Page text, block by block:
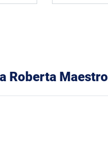
Roberta Maestro